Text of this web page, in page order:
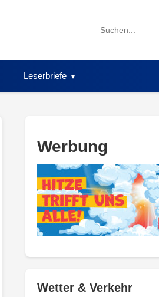
Search
Leserbriefe
Werbung
Wetter & Verkehr